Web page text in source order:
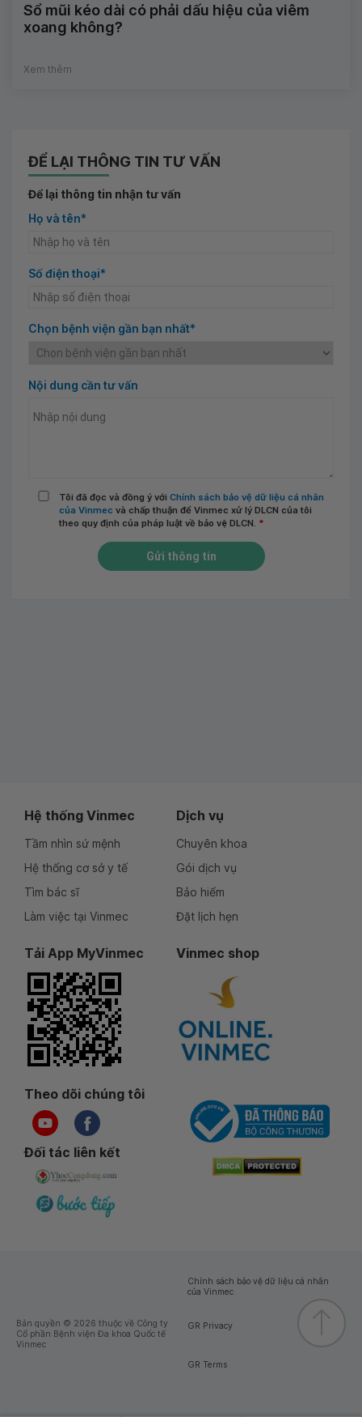
Sổ mũi kéo dài có phải dấu hiệu của viêm
xoang không?
Xem thêm
ĐỂ LẠI THÔNG TIN TƯ VẤN
Để lại thông tin nhận tư vấn
Họ và tên*
Số điện thoại*
Chọn bệnh viện gần bạn nhất*
Nội dung cần tư vấn
Tôi đã đọc và đồng ý với Chính sách bảo vệ dữ liệu cá nhân
của Vinmec và chấp thuận để Vinmec xử lý DLCN của tôi
theo quy định của pháp luật về bảo vệ DLCN. *
Gửi thông tin
Hệ thống Vinmec
Tầm nhìn sứ mệnh
Hệ thống cơ sở y tế
Tìm bác sĩ
Làm việc tại Vinmec
Dịch vụ
Chuyên khoa
Gói dịch vụ
Bảo hiểm
Đặt lịch hẹn
Tải App MyVinmec Vinmec shop
Theo dõi chúng tôi
Đối tác liên kết
Bản quyền © 2026 thuộc về Công ty
Cổ phần Bệnh viện Đa khoa Quốc tế
Vinmec
Chính sách bảo vệ dữ liệu cá nhân
của Vinmec
GR Privacy
GR Terms